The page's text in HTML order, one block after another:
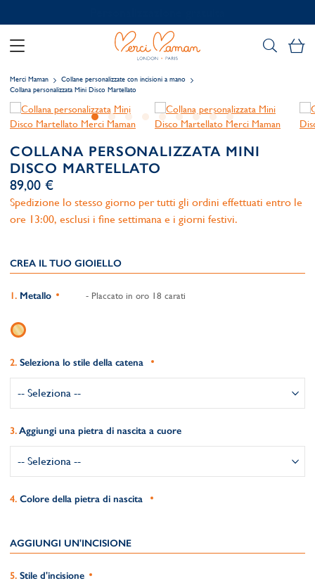
Il
Merci Maman
Collane personalizzate con incisioni a mano
Collana personalizzata Mini Disco Martellato
COLLANA PERSONALIZZATA MINI
DISCO MARTELLATO
89,00 €
Spedizione lo stesso giorno per tutti gli ordini effettuati entro le
ore 13:00, esclusi i fine settimana e i giorni festivi.
CREA IL TUO GIOIELLO
Metallo - Placcato in oro 18 carati
Seleziona lo stile della catena
Aggiungi una pietra di nascita a cuore
Colore della pietra di nascita
AGGIUNGI UN'INCISIONE
Stile d'incisione